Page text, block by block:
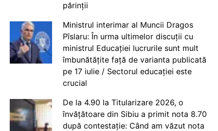
părinții
Ministrul interimar al Muncii Dragos
Pîslaru: În urma ultimelor discuții cu
ministrul Educației lucrurile sunt mult
îmbunătățite față de varianta publicată
pe 17 iulie / Sectorul educației este
crucial
De la 4.90 la Titularizare 2026, o
învățătoare din Sibiu a primit nota 8.70
după contestație: Când am văzut nota